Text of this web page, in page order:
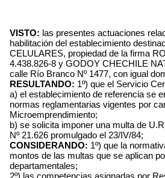
VISTO: las presentes actuaciones
habilitación del establecimiento
CELULARES, propiedad de la firma
4.438.826-8 y GODOY CHECHILE
calle Río Branco Nº 1477, con igual
RESULTANDO: 1º) que el Servicio
a) el establecimiento de referencia se
normas reglamentarias vigentes por
Microemprendimiento;
b) se solicita imponer una multa de
Nº 21.626 promulgado el 23/IV/84;
CONSIDERANDO: 1º) que la
montos de las multas que se aplican
departamentales;
2º) las competencias asignadas por